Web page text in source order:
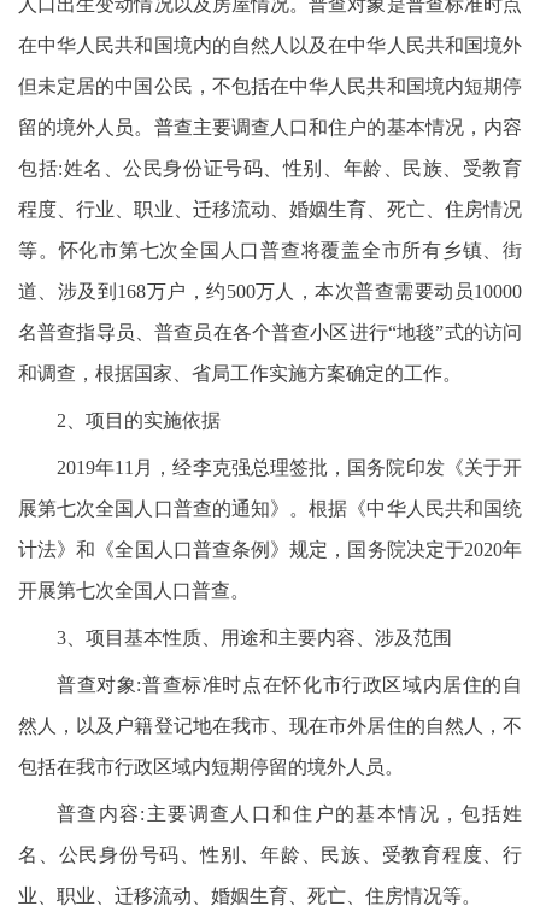
人口出生变动情况以及房屋情况。普查对象是普查标准时点
在中华人民共和国境内的自然人以及在中华人民共和国境外
但未定居的中国公民，不包括在中华人民共和国境内短期停
留的境外人员。普查主要调查人口和住户的基本情况，内容
包括:姓名、公民身份证号码、性别、年龄、民族、受教育
程度、行业、职业、迁移流动、婚姻生育、死亡、住房情况
等。怀化市第七次全国人口普查将覆盖全市所有乡镇、街
道、涉及到168万户，约500万人，本次普查需要动员10000
名普查指导员、普查员在各个普查小区进行“地毯”式的访问
和调查，根据国家、省局工作实施方案确定的工作。
2、项目的实施依据
2019年11月，经李克强总理签批，国务院印发《关于开
展第七次全国人口普查的通知》。根据《中华人民共和国统
计法》和《全国人口普查条例》规定，国务院决定于2020年
开展第七次全国人口普查。
3、项目基本性质、用途和主要内容、涉及范围
普查对象:普查标准时点在怀化市行政区域内居住的自
然人，以及户籍登记地在我市、现在市外居住的自然人，不
包括在我市行政区域内短期停留的境外人员。
普查内容:主要调查人口和住户的基本情况，包括姓
名、公民身份号码、性别、年龄、民族、受教育程度、行
业、职业、迁移流动、婚姻生育、死亡、住房情况等。